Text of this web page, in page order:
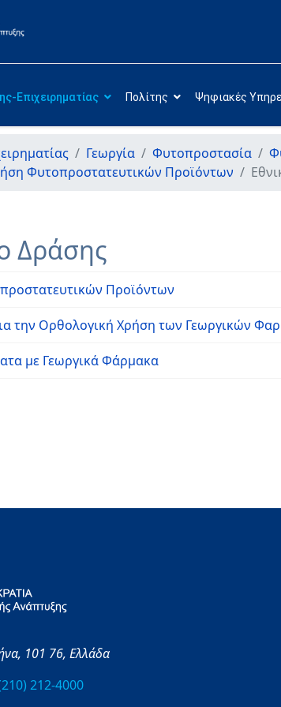
Επιχειρηματίας Πολίτης Ψηφιακές
Γεωργία Φυτοπροστασία
Φυτοπροστατευτικών Προϊόντων
Δράσης
Προϊόντων
την Ορθολογική Χρήση των Γεωργικών
με Γεωργικά Φάρμακα
101 76, Ελλάδα
212-4000